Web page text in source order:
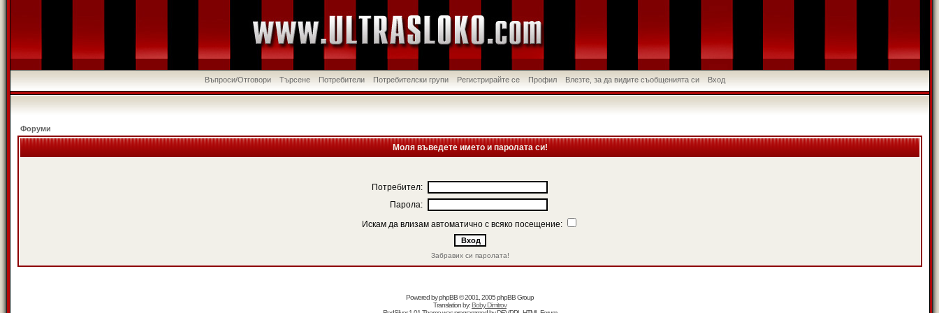
Въпроси/Отговори Търсене Потребители Потребителски групи Регистрирайте се Профил Влезте, за да видите съобщенията си Вход
Форуми
Моля въведете името и паролата си!
Потребител:
Парола:
Искам да влизам автоматично с всяко посещение:
Забравих си паролата!
Powered byphpBB© 2001, 2005 phpBB Group
Translation by:Boby Dimitrov